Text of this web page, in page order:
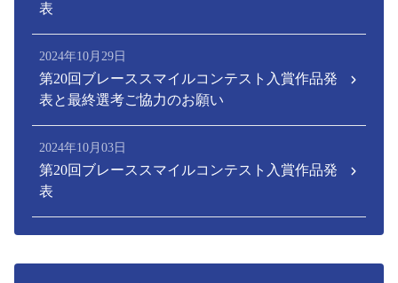
表
2024年10月29日
第20回ブレーススマイルコンテスト入賞作品発
表と最終選考ご協力のお願い
2024年10月03日
第20回ブレーススマイルコンテスト入賞作品発
表